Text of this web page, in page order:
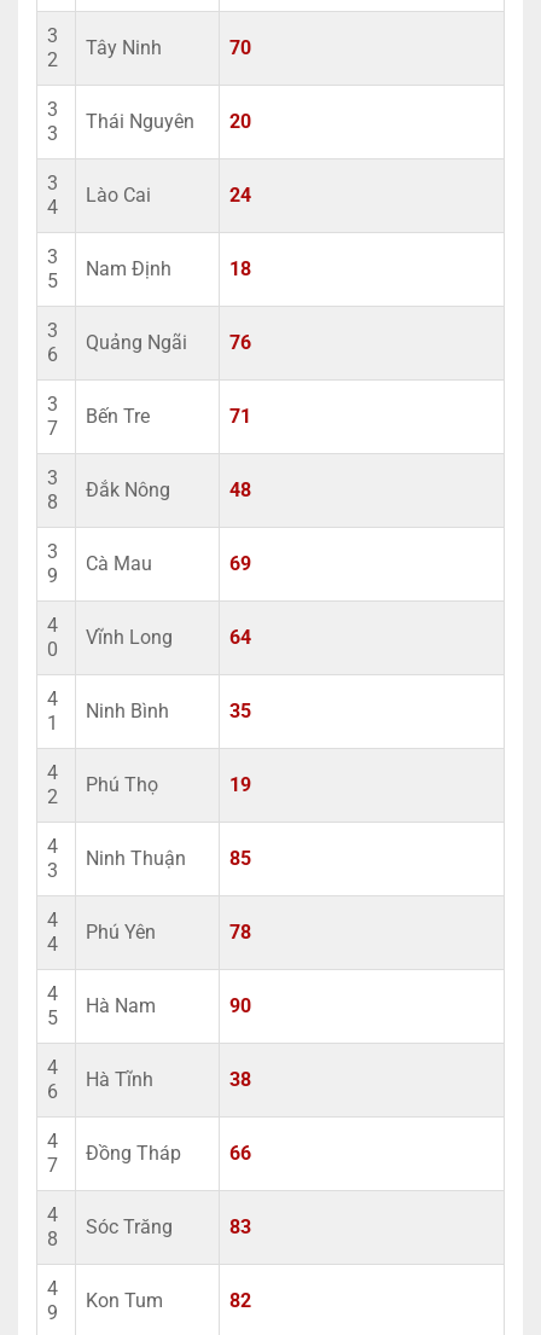
3
2
Tây Ninh 70
3
3
Thái Nguyên 20
3
4
Lào Cai 24
3
5
Nam Định 18
3
6
Quảng Ngãi 76
3
7
Bến Tre 71
3
8
Đắk Nông 48
3
9
Cà Mau 69
4
0
Vĩnh Long 64
4
1
Ninh Bình 35
4
2
Phú Thọ 19
4
3
Ninh Thuận 85
4
4
Phú Yên 78
4
5
Hà Nam 90
4
6
Hà Tĩnh 38
4
7
Đồng Tháp 66
4
8
Sóc Trăng 83
4
9
Kon Tum 82